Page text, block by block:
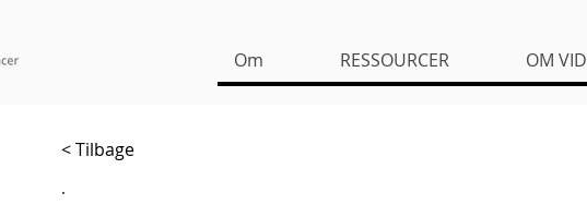
Om RESSOURCER OM VID
< Tilbage